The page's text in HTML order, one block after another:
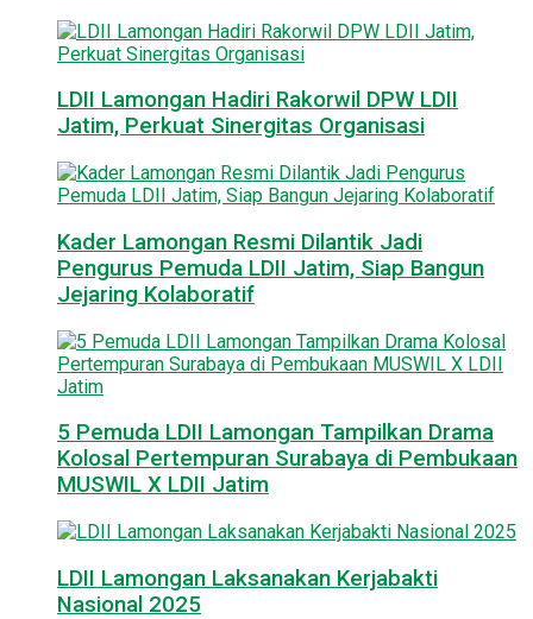
LDII Lamongan Hadiri Rakorwil DPW LDII
Jatim, Perkuat Sinergitas Organisasi
Kader Lamongan Resmi Dilantik Jadi
Pengurus Pemuda LDII Jatim, Siap Bangun
Jejaring Kolaboratif
5 Pemuda LDII Lamongan Tampilkan Drama
Kolosal Pertempuran Surabaya di Pembukaan
MUSWIL X LDII Jatim
LDII Lamongan Laksanakan Kerjabakti
Nasional 2025